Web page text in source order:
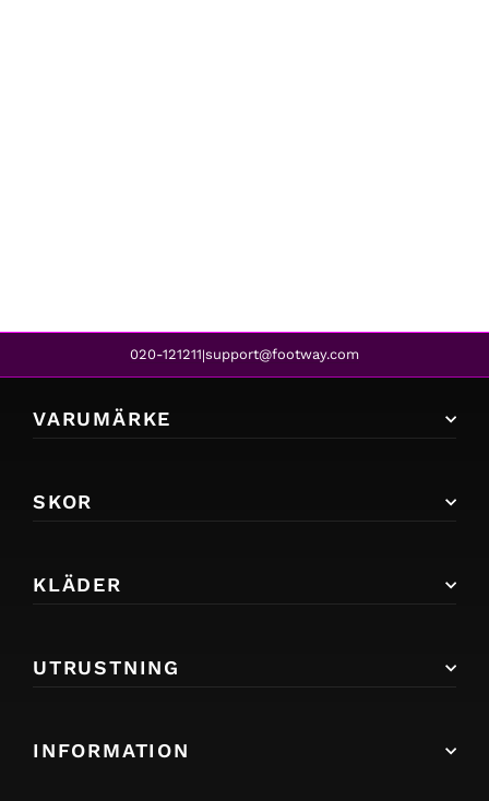
020-121211|support@footway.com
VARUMÄRKE
SKOR
KLÄDER
UTRUSTNING
INFORMATION